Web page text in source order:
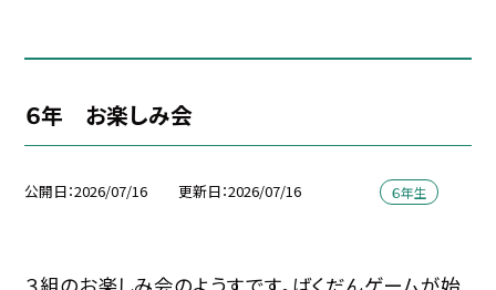
６年 お楽しみ会
公開日 2026/07/16 更新日 2026/07/16 ６年生